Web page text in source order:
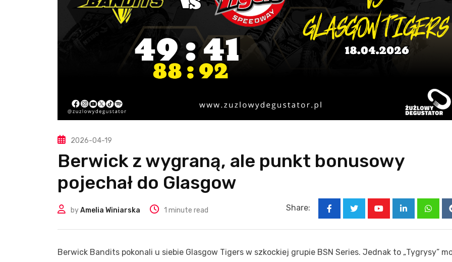
2026-04-19
Berwick z wygraną, ale punkt bonusowy
pojechał do Glasgow
byAmelia Winiarska 1 minute read Share:
LinkedIn
Berwick Bandits pokonali u siebie Glasgow Tigers w szkockiej grupie BSN Series. Jednak to „Tygrysy”